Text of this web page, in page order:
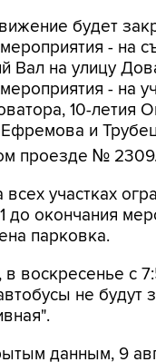
будет
- на
Вал на улицу
- на
10-летия
и
проезде №
участках
до окончания
парковка.
воскресенье с
не будут
данным, 9